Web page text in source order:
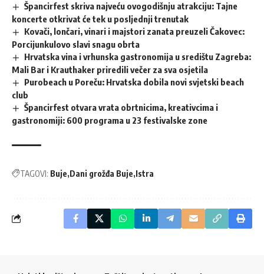
Špancirfest skriva najveću ovogodišnju atrakciju: Tajne
koncerte otkrivat će tek u posljednji trenutak
Kovači, lončari, vinari i majstori zanata preuzeli Čakovec:
Porcijunkulovo slavi snagu obrta
Hrvatska vina i vrhunska gastronomija u središtu Zagreba:
Mali Bar i Krauthaker priredili večer za sva osjetila
Purobeach u Poreču: Hrvatska dobila novi svjetski beach
club
Špancirfest otvara vrata obrtnicima, kreativcima i
gastronomiji: 600 programa u 23 festivalske zone
TAGOVI: Buje Dani grožđa Buje Istra